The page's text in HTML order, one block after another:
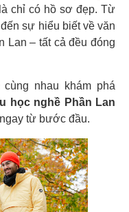
chỉ có hồ sơ đẹp. Từ
sự hiểu biết về văn
Lan – tất cả đều đóng
nhau khám phá
học nghề Phần Lan
từ bước đầu.